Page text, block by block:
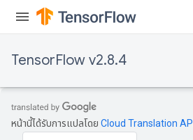
TensorFlow v2.8.4
หน้านี้ได้รับการแปลโดย Cloud Translation API